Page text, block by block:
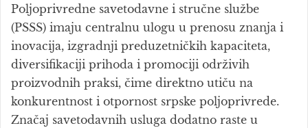
Poljoprivredne savetodavne i stručne službe
(PSSS) imaju centralnu ulogu u prenosu znanja i
inovacija, izgradnji preduzetničkih kapaciteta,
diversifikaciji prihoda i promociji održivih
proizvodnih praksi, čime direktno utiču na
konkurentnost i otpornost srpske poljoprivrede.
Značaj savetodavnih usluga dodatno raste u